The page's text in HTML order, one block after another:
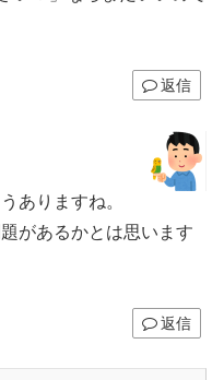
返信
ありますね。
があるかとは思います
返信